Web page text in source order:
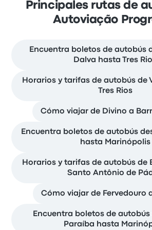
Principales rutas de
Autoviação
Encuentra boletos de autobús
Dalva hasta Tres
Horarios y tarifas de autobús de
Tres Rios
Cómo viajar de Divino a
Encuentra boletos de autobús
hasta Marinópolis
Horarios y tarifas de autobús de
Santo Antônio de
Cómo viajar de Fervedouro
Encuentra boletos de autobús
Paraíba hasta